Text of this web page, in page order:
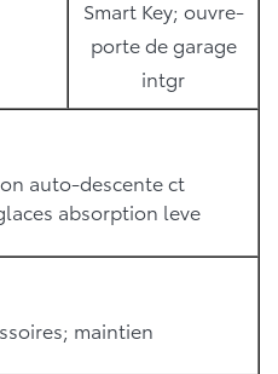
Smart Key; ouvre-
porte de garage
intgr
auto-descente ct
absorption leve
maintien